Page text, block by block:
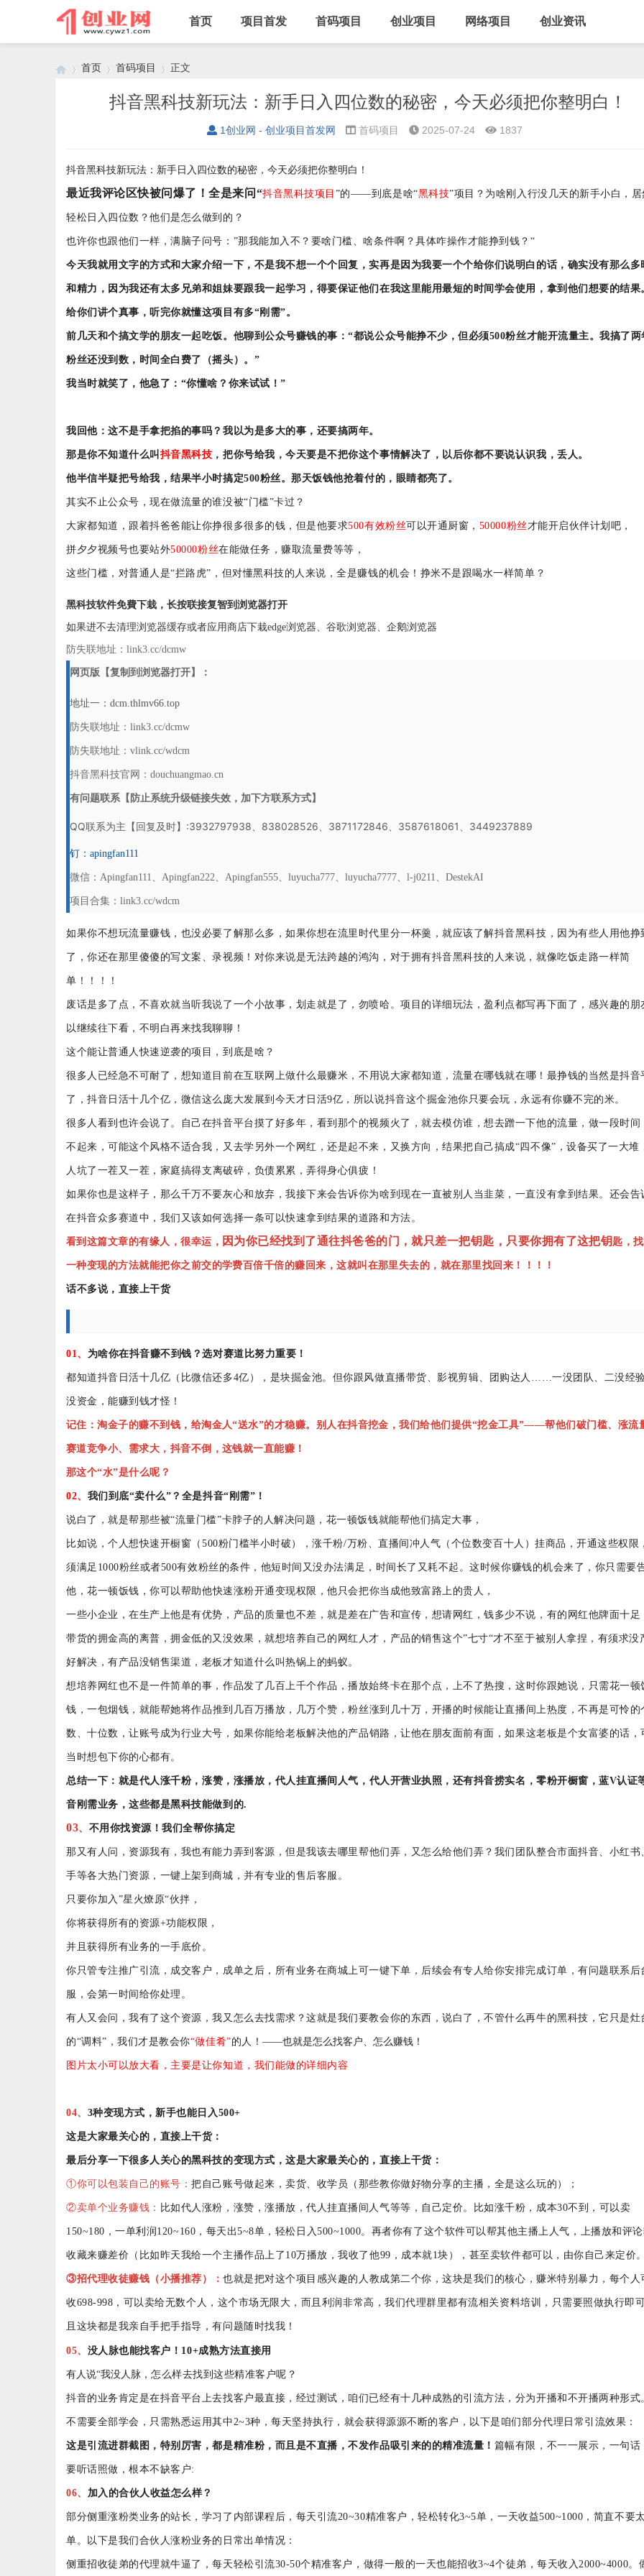
首页 项目首发 首码项目 创业项目 网络项目 创业资讯
首页 首码项目 正文
抖音黑科技新玩法：新手日入四位数的秘密，今天必须把你整明白！
1创业网 - 创业项目首发网 首码项目 2025-07-24 1837
抖音黑科技新玩法：新手日入四位数的秘密，今天必须把你整明白！
最近我评论区快被问爆了！全是来问“抖音黑科技项目 ”的——到底是啥“黑科技”项目？为啥刚入行没几天的新手小白，居
轻松日入四位数？他们是怎么做到的？
也许你也跟他们一样，满脑子问号： ”那我能加入不？要啥门槛、啥条件啊？具体咋操作才能挣到钱？“
今天我就用文字的方式和大家介绍一下，不是我不想一个个回复，实再是因为我要一个个给你们说明白的话，确实没有那么多
和精力，因为我还有太多兄弟和姐妹要跟我一起学习，得要保证他们在我这里能用最短的时间学会使用，拿到他们想要的结果
给你们讲个真事，听完你就懂这项目有多“刚需”。
前几天和个搞文学的朋友一起吃饭。他聊到公众号赚钱的事：“都说公众号能挣不少，但必须500粉丝才能开流量主。我搞了两
粉丝还没到数，时间全白费了（摇头）。”
我当时就笑了，他急了： “你懂啥？你来试试！”
我回他：这不是手拿把掐的事吗？我以为是多大的事，还要搞两年。
那是你不知道什么叫 抖音黑科技 ，把你号给我，今天要是不把你这个事情解决了，以后你都不要说认识我，丢人。
他半信半疑把号给我，结果半小时搞定500粉丝。那天饭钱他抢着付的，眼睛都亮了。
其实不止公众号，现在做流量的谁没被“门槛”卡过？
大家都知道，跟着抖爸爸能让你挣很多很多的钱，但是他要求500有效粉丝可以开通厨窗， 50000粉丝才能开启伙伴计划吧，
拼夕夕视频号也要站外50000粉丝在能做任务，赚取流量费等等，
这些门槛，对普通人是“拦路虎”，但对懂黑科技的人来说，全是赚钱的机会！挣米不是跟喝水一样简单？
黑科技软件免費下栽，长按联接复智到浏览器打开
如果进不去清理浏览器缓存或者应用商店下栽edge浏览器、谷歌浏览器、企鹅浏览器
防失联地址：link3.cc/dcmw
网页版【复制到浏览器打开】：
地址一：dcm.thlmv66.top
防失联地址：link3.cc/dcmw
防失联地址： vlink.cc/wdcm
抖音黑科技官网：douchuangmao.cn
有问题联系【防止系统升级链接失效，加下方联系方式】
QQ联系为主【回复及时】:3932797938、838028526、3871172846、3587618061、3449237889
钉：apingfan111
微信：Apingfan111、Apingfan222、Apingfan555、luyucha777、luyucha7777、l-j0211、DestekAI
项目合集： link3.cc/wdcm
如果你不想玩流量赚钱，也没必要了解那么多，如果你想在流里时代里分一杯羹，就应该了解抖音黑科技，因为有些人用他挣
了，你还在那里傻傻的写文案、录视频！对你来说是无法跨越的鸿沟，对于拥有抖音黑科技的人来说，就像吃饭走路一样简
单！！！！
废话是多了点，不喜欢就当听我说了一个小故事，划走就是了，勿喷哈。项目的详细玩法，盈利点都写再下面了，感兴趣的朋
以继续往下看，不明白再来找我聊聊！
这个能让普通人快速逆袭的项目，到底是啥？
很多人已经急不可耐了 ，想知道目前在互联网上做什么最赚米 ，不用说大家都知道，流量在哪钱就在哪！最挣钱的当然是抖音
了，抖音日活十几个亿，微信这么庞大发展到今天才日活9亿，所以说抖音这个掘金池你只要会玩，永远有你赚不完的米。
很多人看到也许会说了。自己在抖音平台摸了好多年 ， 看到那个的视频火了，就去模仿谁，想去蹭一下他的流量，做一段时间
不起来，可能这个风格不适合我，又去学另外一个网红，还是起不来，又换方向，结果把自己搞成“四不像”，设备买了一大堆
人 坑了一茬又一茬， 家庭搞得支离破碎， 负债累累，弄得身心俱疲！
如果你也是这样子，那么千万不要灰心和放弃，我接下来会告诉你为啥到现在一直被别人当韭菜，一直没有拿到结果。还会告
在抖音众多赛道中，我们又该如何选择一条可以快速拿到结果的道路和方法。
看到这篇文章的有缘人，很幸运， 因为你已经找到了通往抖爸爸的门，就只差一把钥匙，只要你拥有了这把钥 匙，
一种变现的方法就能把你之前交的学费百倍千倍的赚回来 ，这就叫在那里失去的，就在那里找回来！！！！
话不多说，直接上干货
01、 为啥你在抖音赚不到钱？选对赛道比努力重要！
都知道抖音日活十几亿（比微信还多4亿），是块掘金池。但你跟风做直播带货、影视剪辑、团购达人……一没团队、二没经
没资金，能赚到钱才怪！
记住：淘金子的赚不到钱，给淘金人“送水”的才稳赚。别人在抖音挖金，我们给他们提供“挖金工具”——帮他们破门槛、涨流
赛道竞争小、需求大，抖音不倒，这钱就一直能赚！
那这个“水”是什么呢？
02、 我们到底“卖什么”？全是抖音“刚需”！
说白了，就是帮那些被“流量门槛”卡脖子的人解决问题，花一顿饭钱就能帮他们搞定大事，
比如说，个 人想快速开橱窗（ 500粉门槛半小时破），涨千粉/万粉、直播间冲人气（个位数变百十人）挂商品，开通这些权限
须满足1000粉丝或者500有效粉丝的条件，他短时间又没办法满足 ， 时间长了又耗不起。这时候你赚钱的机会来了 ， 你只需要
他，花一顿饭钱 ，你可以帮助他快速涨粉开通变现权限，他只会把你当成他致富路上的贵人，
一些小企业，在生产上他是有优势，产品的质量也不差，就是差在广告和宣传，想请网红，钱多少不说，有的网红他牌面十足
带货的拥金高的离普，拥金低的又没效果，就想培养自己的网红人才，产品的销售这个”七寸“才不至于被别人拿捏，有须求没
好解决，有产品没销售渠道，老板才知道什么叫热锅上的蚂蚁。
想培养网红也不是一件简单的事，作品发了几百上千个作品，播放始终卡在那个点，上不了热搜 ，这时你跟她说，只需花一顿
钱，一包烟钱 ， 就能帮她将作品推到几百万播放，几万个赞，粉丝涨到几十万， 开播的时候能让直播间上热度，不再是可怜的
数、十位数，让账号成为行业 大号， 如果你能给老板解决他的产品销路，让他在朋友面前有面，如果这老板是个女富婆的话，
当时想包下你的心都有。
总结一下 ： 就是代人涨千粉，涨赞，涨播放，代人挂直播间人气，代人开营业执照，还有抖音捞实名，零粉开橱窗，蓝V认证
音刚需业务，这些都是黑科技能做到的.
03、 不用你找资源！我们全帮你搞定
那又有人问， 资源我有，我也有能力弄到客源 ，但是我该去哪里 帮他们弄，又怎么给他们弄 ？我们团队整合市面抖音、 小红书
手等各大热门 资源 ，一键上架到商城，并有专业的售后客服 。
只要你加入 ”星火燎原“伙拌 ，
你将获得所有的资源+功能权限，
并且获得所有业务的一手底价。
你只管专注推广引流，成交客户，成单之后，所有业务在商城上可一键下单，后续会有专人给你安排完成订单，有问题联系后
服，会第一时间给你处理。
有人又会问，我有了这个资源，我又怎么去找需求？这就是我们要教会你的东西，说白了，不管什么再牛的黑科技，它只是灶
的“调料”，我们才是教会你“做佳肴”的人！——也就是怎么找客户、怎么赚钱！
图片太小可以放大看，主要是让你知道，我们能做的详细内容
04、 3种变现方式，新手也能日入500+
这是大家最关心的，直接上干货：
最后分享一下很多人关心的黑科技的变现方式，这是大家最关心的，直接上干货：
①你可以包装自己的账号：把自己账号做起来，卖货、收学员（那些教你做好物分享的主播，全是这么玩的）；
②卖单个业务赚钱 ： 比如代人涨粉，涨赞，涨播放，代人挂直播间人气等等，自己定价。比如涨千粉，成本30不到，可以卖
150~180，一单利润120~160，每天出5~8单，轻松日入500~1000。再者你有了这个软件可以帮其他主播上人气，上播放和评
收藏来赚差价（比如昨天我给一个主播作品上了10万播放，我收了他99，成本就1块），甚至卖软件都可以，由你自己来定价。
③招代理收徒赚钱 （小播推荐）：也就是把对这个项目感兴趣的人教成第二个你，这块是我们的核心，赚米特别暴力，每个人
收698-998，可以卖给无数个人，这个市场无限大，而且利润非常高，我们代理群里都有流相关资料培训，只需要照做执行即
且这块都是我亲自手把手指导，有问题随时找我！
05、 没人脉也能找客户！ 10+成熟方法直接用
有人说“我没人脉， 怎么样去找到这些精准客户呢？
抖音的业务肯定是在抖音平台上去找客户最直接，经过测试，咱们已经有十几种成熟的引流方法，分为开播和不开播两种形式
不需要全部学会，只需熟悉运用其中2~3种，每天坚持执行，就会获得源源不断的客户，以下是咱们部分代理日常引流效果：
这是引流进群截图，特别厉害，都是精准粉，而且是不直播，不发作品吸引来的的精准流量！ 篇幅有限，不一一展示，一句话
要听话照做，根本不缺客户:
06、 加入的合伙人收益怎么样？
部分侧重涨粉类业务的站长，学习了内部课程后，每天引流20~30精准客户，轻松转化3~5单，一天收益500~1000，简直不要
单。以下是我们合伙人涨粉业务的日常出单情况：
侧重招收徒弟的代理就牛逼了，每天轻松引流30-50个精准客户，做得一般的一天也能招收3~4个徒弟，每天收入2000~4000。